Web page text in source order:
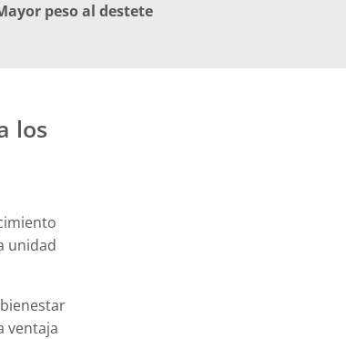
peso al destete
los
unidad
ventaja